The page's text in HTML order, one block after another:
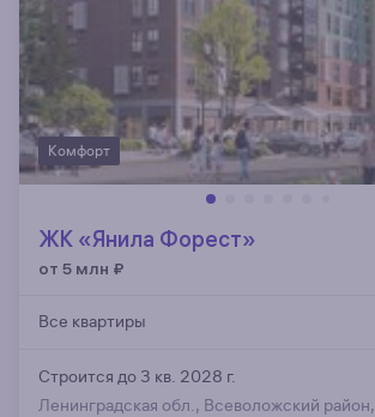
Комфорт
ЖК «Янила Форест»
от 5 млн ₽
Все квартиры
Строится до 3 кв. 2028 г.
Ленинградская обл., Всеволожский